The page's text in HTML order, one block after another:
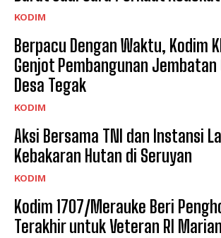
KODIM
Berpacu Dengan Waktu, Kodim
Genjot Pembangunan Jembatan
Desa Tegak
KODIM
Aksi Bersama TNI dan Instansi
Kebakaran Hutan di Seruyan
KODIM
Kodim 1707/Merauke Beri
Terakhir untuk Veteran RI